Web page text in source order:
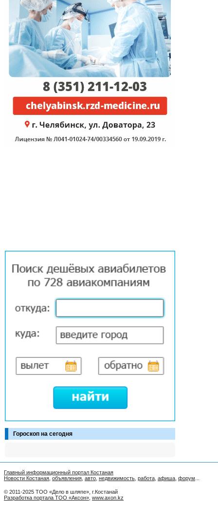
Гороскоп на сегодня
Главный информационный портал Костаная
Новости Костаная объявления авто недвижимость работа афиша форум
© 2011-2025 ТОО «Дело в шляпе», г.Костанай
Разработка портала ТОО «Аксон» www.axon.kz